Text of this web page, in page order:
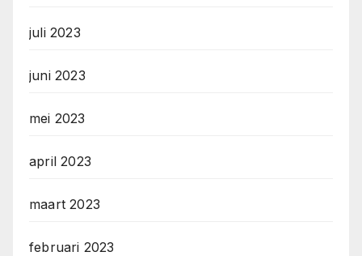
juli 2023
juni 2023
mei 2023
april 2023
maart 2023
februari 2023